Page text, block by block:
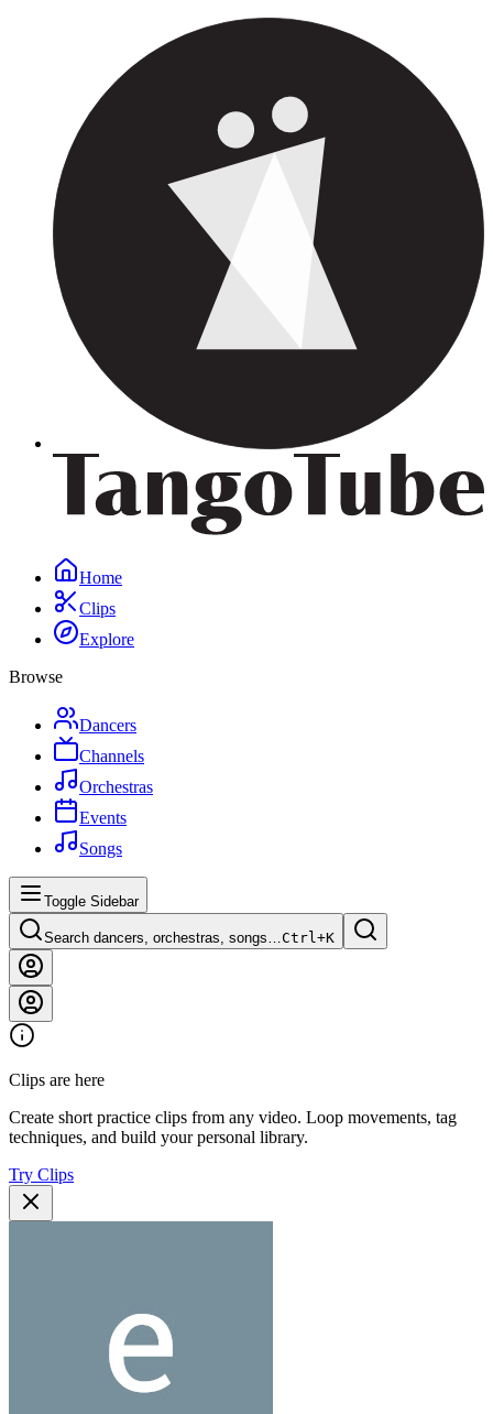
Home
Clips
Explore
Browse
Dancers
Channels
Orchestras
Events
Songs
Toggle Sidebar
Search dancers, orchestras, songs…Ctrl+K
Clips are here
Create short practice clips from any video. Loop movements, tag
techniques, and build your personal library.
Try Clips